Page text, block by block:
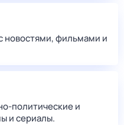
новостями, фильмами и
политические и
и сериалы.